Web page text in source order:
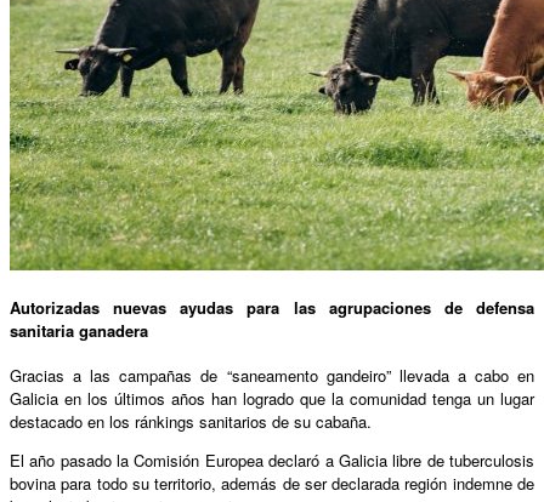
Autorizadas nuevas ayudas para las agrupaciones de defensa
sanitaria ganadera
Gracias a las campañas de “saneamento gandeiro” llevada a cabo en
Galicia en los últimos años han logrado que la comunidad tenga un lugar
destacado en los ránkings sanitarios de su cabaña.
El año pasado la Comisión Europea declaró a Galicia libre de tuberculosis
bovina para todo su territorio, además de ser declarada región indemne de